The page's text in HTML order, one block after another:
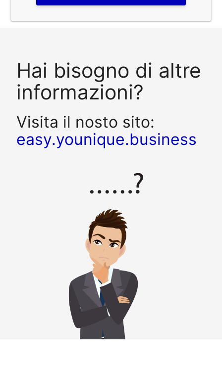
Hai bisogno di altre
informazioni?
Visita il nosto sito:
easy.younique.business